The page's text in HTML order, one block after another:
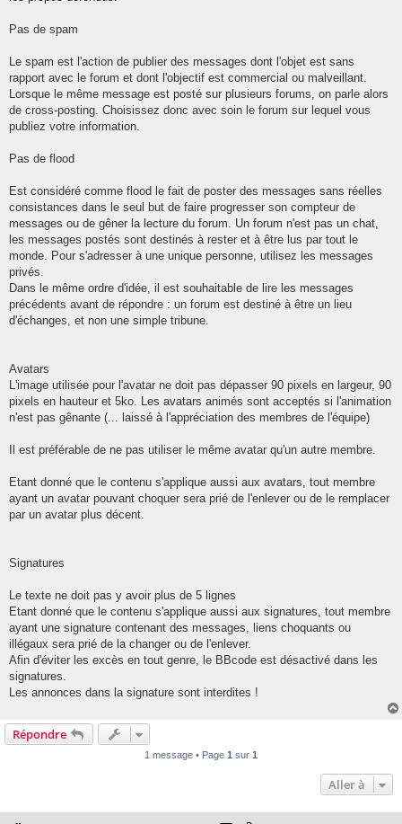
Pas de spam
Le spam est l'action de publier des messages dont l'objet est sans
rapport avec le forum et dont l'objectif est commercial ou malveillant.
Lorsque le même message est posté sur plusieurs forums, on parle alors
de cross-posting. Choisissez donc avec soin le forum sur lequel vous
publiez votre information.
Pas de flood
Est considéré comme flood le fait de poster des messages sans réelles
consistances dans le seul but de faire progresser son compteur de
messages ou de gêner la lecture du forum. Un forum n'est pas un chat,
les messages postés sont destinés à rester et à être lus par tout le
monde. Pour s'adresser à une unique personne, utilisez les messages
privés.
Dans le même ordre d'idée, il est souhaitable de lire les messages
précédents avant de répondre : un forum est destiné à être un lieu
d'échanges, et non une simple tribune.
Avatars
L'image utilisée pour l'avatar ne doit pas dépasser 90 pixels en largeur, 90
pixels en hauteur et 5ko. Les avatars animés sont acceptés si l'animation
n'est pas gênante (... laissé à l'appréciation des membres de l'équipe)
Il est préférable de ne pas utiliser le même avatar qu'un autre membre.
Etant donné que le contenu s'applique aussi aux avatars, tout membre
ayant un avatar pouvant choquer sera prié de l'enlever ou de le remplacer
par un avatar plus décent.
Signatures
Le texte ne doit pas y avoir plus de 5 lignes
Etant donné que le contenu s'applique aussi aux signatures, tout membre
ayant une signature contenant des messages, liens choquants ou
illégaux sera prié de la changer ou de l'enlever.
Afin d'éviter les excès en tout genre, le BBcode est désactivé dans les
signatures.
Les annonces dans la signature sont interdites !
Répondre
1 message • Page 1 sur 1
Aller à